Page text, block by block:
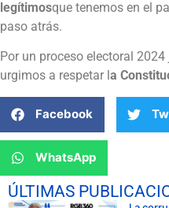
legítimosque tenemos en el
paso atrás.
Por un proceso electoral
urgimos a respetar l a
Facebook
WhatsApp
ÚLTIMAS